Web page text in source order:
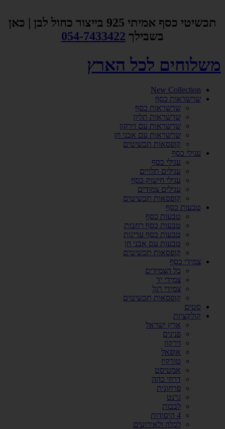
תכשיטי כסף אמיתי 925 בייצור כחול לבן | כאן
בשבילך 054-7433422
משלוחים לכל הארץ
New Collection
שרשראות כסף
שרשראות כסף
שרשראות תליון
שרשראות עם זירקון
שרשראות עם אבני חן
קופסאות תכשיטים
עגילי כסף
עגילי כסף
עגילים תלויים
עגילי חישוק כסף
עגילים צמודים
קופסאות תכשיטים
טבעות כסף
טבעות כסף
טבעות כסף רחבות
טבעות כסף עדינות
טבעות עם אבני חן
קופסאות תכשיטים
צמידי כסף
כל הצמידים
צמידי יד
צמידי רגל
קופסאות תכשיטים
סטים
קולקציות
ארץ ישראל
פנינים
זירקון
אופאל
טורקיז
אמטיסט
דרוזי כהה
פרחונית
גרנט
לבבות
4 היסודות
לכלה ולאירועים